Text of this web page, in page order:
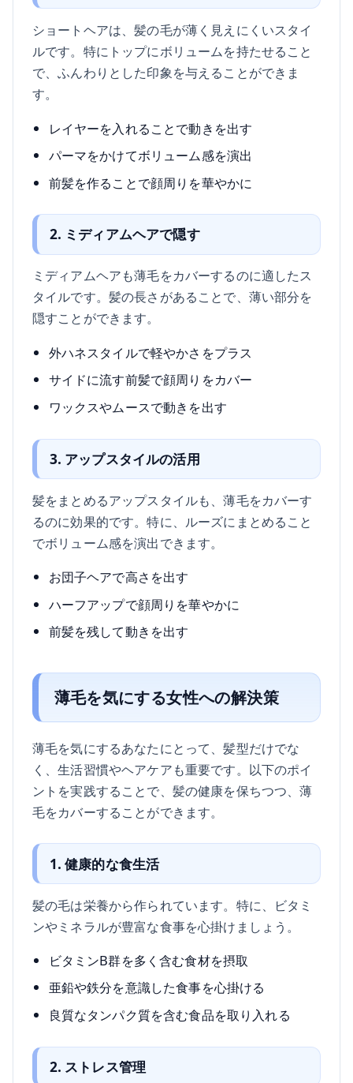
ショートヘアは、髪の毛が薄く見えにくいスタイ
ルです。特にトップにボリュームを持たせること
で、ふんわりとした印象を与えることができま
す。
レイヤーを入れることで動きを出す
パーマをかけてボリューム感を演出
前髪を作ることで顔周りを華やかに
2. ミディアムヘアで隠す
ミディアムヘアも薄毛をカバーするのに適したス
タイルです。髪の長さがあることで、薄い部分を
隠すことができます。
外ハネスタイルで軽やかさをプラス
サイドに流す前髪で顔周りをカバー
ワックスやムースで動きを出す
3. アップスタイルの活用
髪をまとめるアップスタイルも、薄毛をカバーす
るのに効果的です。特に、ルーズにまとめること
でボリューム感を演出できます。
お団子ヘアで高さを出す
ハーフアップで顔周りを華やかに
前髪を残して動きを出す
薄毛を気にする女性への解決策
薄毛を気にするあなたにとって、髪型だけでな
く、生活習慣やヘアケアも重要です。以下のポイ
ントを実践することで、髪の健康を保ちつつ、薄
毛をカバーすることができます。
1. 健康的な食生活
髪の毛は栄養から作られています。特に、ビタミ
ンやミネラルが豊富な食事を心掛けましょう。
ビタミンB群を多く含む食材を摂取
亜鉛や鉄分を意識した食事を心掛ける
良質なタンパク質を含む食品を取り入れる
2. ストレス管理